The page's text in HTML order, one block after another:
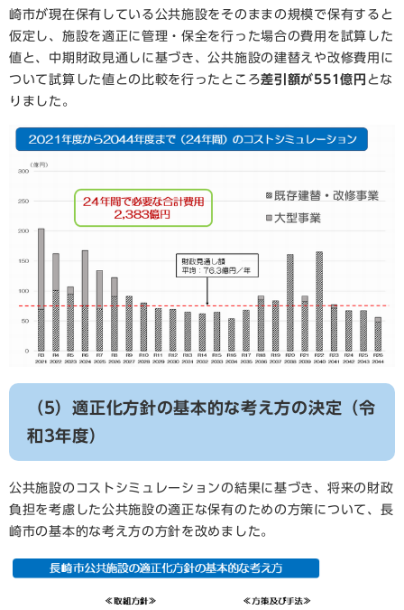
崎市が現在保有している公共施設をそのままの規模で保有すると
仮定し、施設を適正に管理・保全を行った場合の費用を試算した
値と、中期財政見通しに基づき、公共施設の建替えや改修費用に
ついて試算した値との比較を行ったところ差引額が551億円 とな
りました。
（5）適正化方針の基本的な考え方の決定（令
和3年度）
公共施設のコストシミュレーションの結果に基づき、将来の財政
負担を考慮した公共施設の適正な保有のための方策について、長
崎市の基本的な考え方の方針を改めました。